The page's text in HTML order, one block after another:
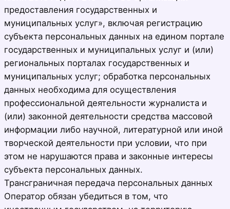
предоставления государственных и
муниципальных услуг», включая регистрацию
субъекта персональных данных на едином портале
государственных и муниципальных услуг и (или)
региональных порталах государственных и
муниципальных услуг; обработка персональных
данных необходима для осуществления
профессиональной деятельности журналиста и
(или) законной деятельности средства массовой
информации либо научной, литературной или иной
творческой деятельности при условии, что при
этом не нарушаются права и законные интересы
субъекта персональных данных.
Трансграничная передача персональных данных
Оператор обязан убедиться в том, что